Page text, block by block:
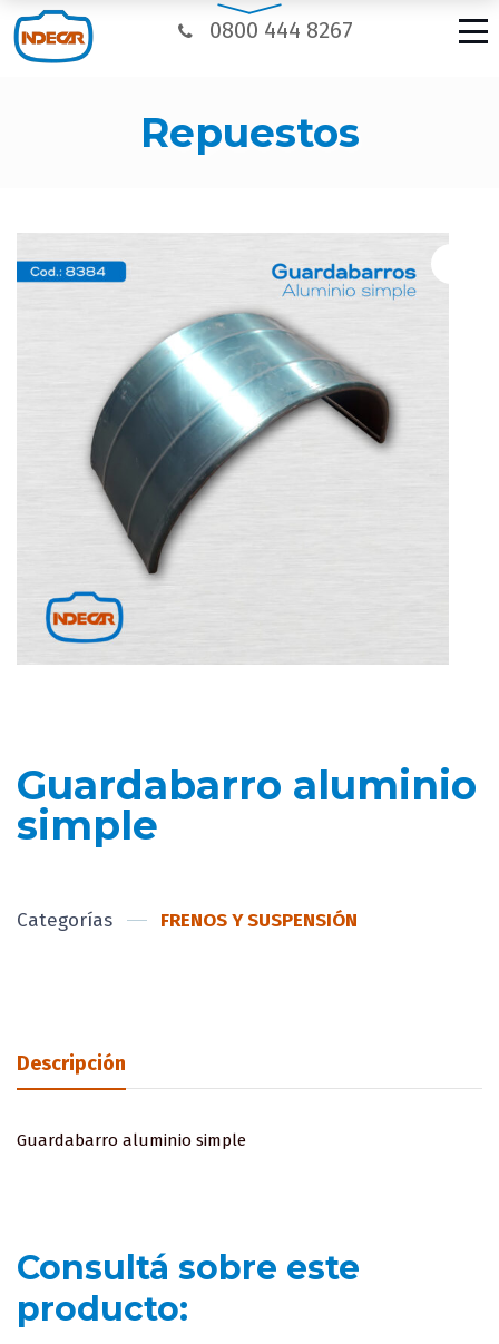
0800 444 8267
repuestos
Guardabarro aluminio
simple
Categorías FRENOS Y SUSPENSIÓN
Descripción
Guardabarro aluminio simple
Consultá sobre este
producto: